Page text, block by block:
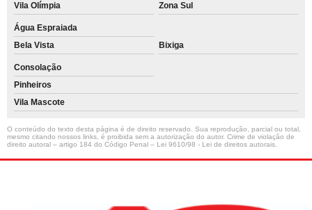
Vila Olímpia Zona Sul
Água Espraiada
Bela Vista
Bixiga
Consolação
Pinheiros
Vila Mascote
O conteúdo do texto desta página é de direito reservado. Sua reprodução, parcial ou total,
mesmo citando nossos links, é proibida sem a autorização do autor. Crime de violação de
direito autoral – artigo 184 do Código Penal – Lei 9610/98 - Lei de direitos autorais